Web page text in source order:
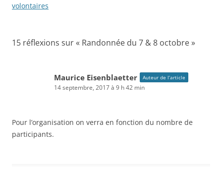
des
volontaires
15 réflexions sur « Randonnée du 7 & 8 octobre»
Maurice Eisenblaetter Auteur de l’article
14 septembre, 2017 à 9 h 42 min
Pour l’organisation on verra en fonction du nombre de
participants.